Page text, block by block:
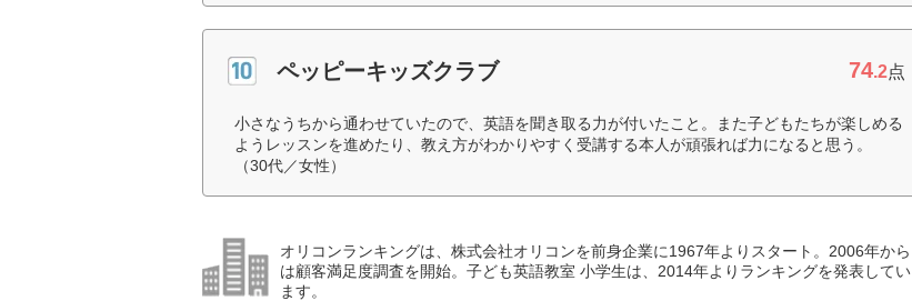
ペッピーキッズクラブ 74.2点
小さなうちから通わせていたので、英語を聞き取る力が付いたこと。また子どもたちが楽しめる
ようレッスンを進めたり、教え方がわかりやすく受講する本人が頑張れば力になると思う。
（30代／女性）
オリコンランキングは、株式会社オリコンを前身企業に1967年よりスタート。2006年から
は顧客満足度調査を開始。子ども英語教室 小学生は、2014年よりランキングを発表してい
ます。